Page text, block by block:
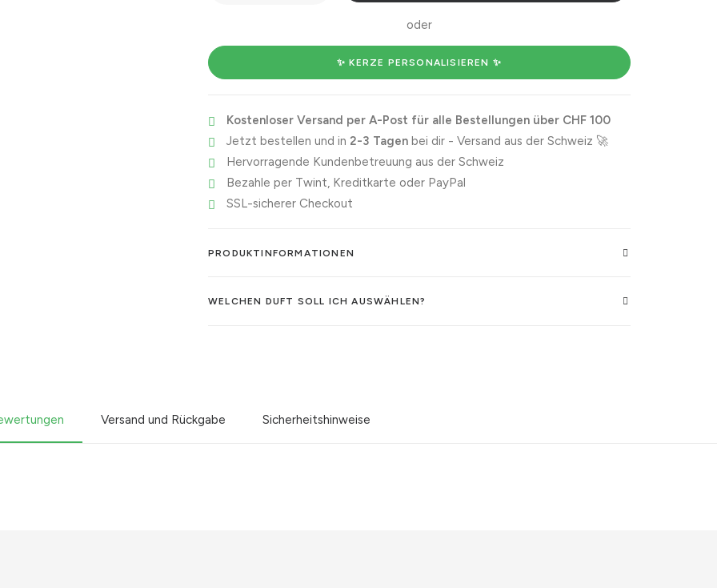
dein
Problem!
oder
✨ KERZE PERSONALISIEREN ✨
Kostenloser Versand per A-Post für alle Bestellungen über CHF 100
Jetzt bestellen und in 2-3 Tagenbei dir - Versand aus der Schweiz 🚀
Hervorragende Kundenbetreuung aus der Schweiz
Bezahle per Twint, Kreditkarte oder PayPal
SSL-sicherer Checkout
PRODUKTINFORMATIONEN
WELCHEN DUFT SOLL ICH AUSWÄHLEN?
Versand und Rückgabe Sicherheitshinweise